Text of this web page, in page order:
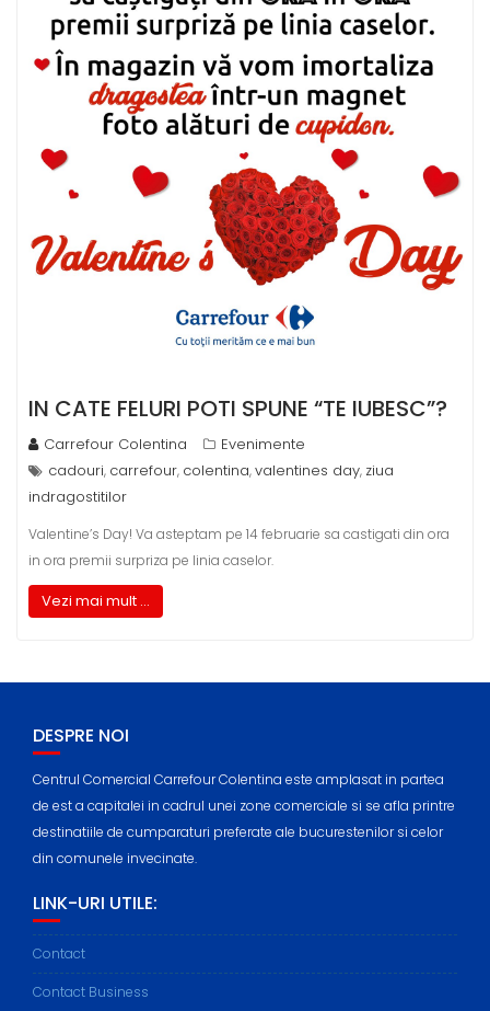
IN CATE FELURI POTI SPUNE “TE IUBESC”?
Carrefour Colentina
Evenimente
cadouri, carrefour, colentina,valentines day, ziua
indragostitilor
Valentine’s Day! Va asteptam pe 14 februarie sa castigati din ora
in ora premii surpriza pe linia caselor.
Vezi mai mult ...
DESPRE NOI
Centrul Comercial Carrefour Colentina este amplasat in partea
de est a capitalei in cadrul unei zone comerciale si se afla printre
destinatiile de cumparaturi preferate ale bucurestenilor si celor
din comunele invecinate.
LINK-URI UTILE:
Contact
Contact Business